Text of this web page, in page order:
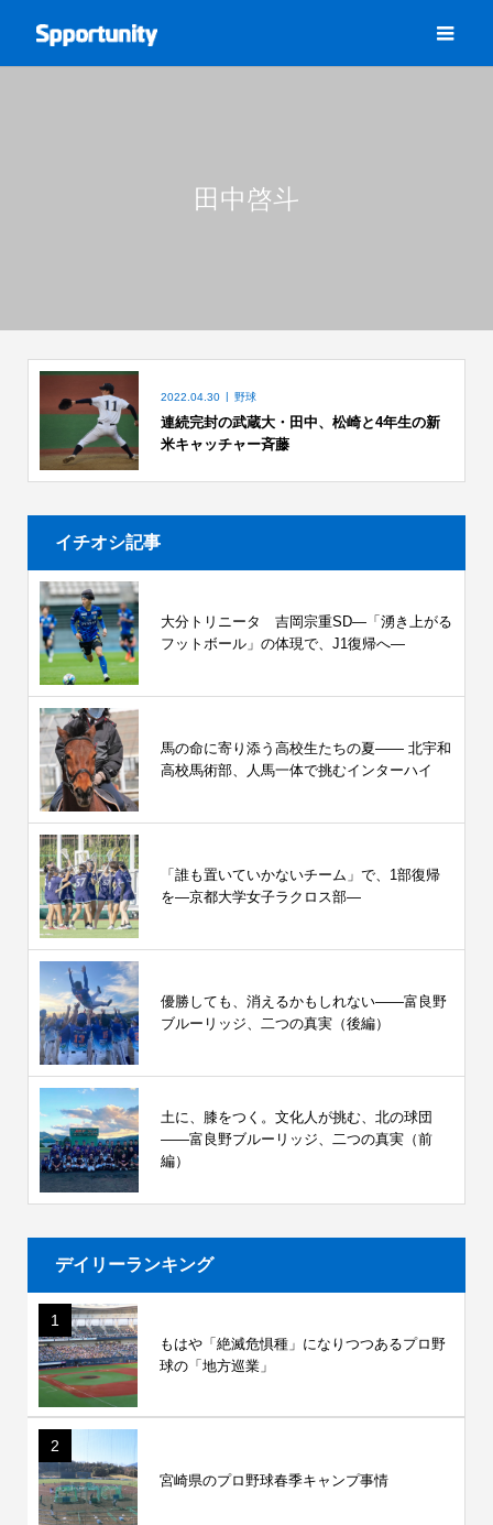
田中啓斗
2022.04.30 野球
連続完封の武蔵大・田中、松崎と4年生の新
米キャッチャー斉藤
イチオシ記事
大分トリニータ 吉岡宗重SD―「湧き上がる
フットボール」の体現で、J1復帰へ―
馬の命に寄り添う高校生たちの夏—— 北宇和
高校馬術部、人馬一体で挑むインターハイ
「誰も置いていかないチーム」で、1部復帰
を―京都大学女子ラクロス部―
優勝しても、消えるかもしれない――富良野
ブルーリッジ、二つの真実（後編）
土に、膝をつく。文化人が挑む、北の球団
――富良野ブルーリッジ、二つの真実（前
編）
デイリーランキング
1
もはや「絶滅危惧種」になりつつあるプロ野
球の「地方巡業」
2
宮崎県のプロ野球春季キャンプ事情